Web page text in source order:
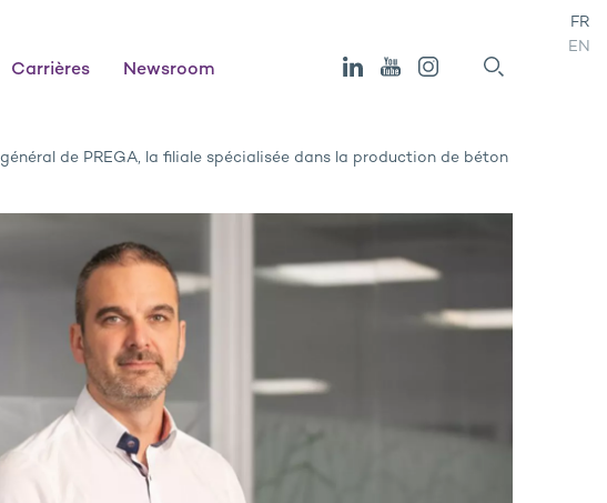
Carrières Newsroom
FR
EN
de PREGA, la filiale spécialisée dans la production de béton